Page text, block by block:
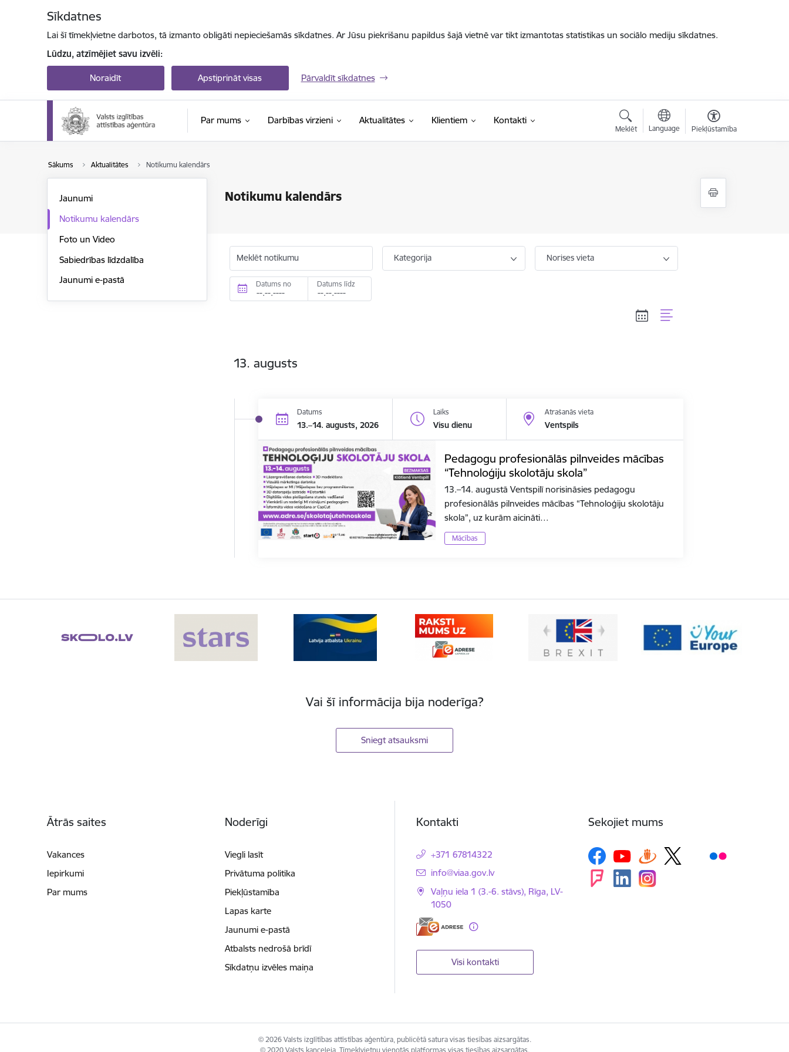
Sīkdatnes
Lai šī tīmekļvietne darbotos, tā izmanto obligāti nepieciešamās sīkdatnes. Ar Jūsu piekrišanu papildus šajā vietnē var tikt izmantotas statistikas un sociālo mediju sīkdatnes.
Lūdzu, atzīmējiet savu izvēli:
Noraidīt Apstiprināt visas Pārvaldīt sīkdatnes
Par mums Darbības virzieni Aktualitātes Klientiem Kontakti
Meklēt Language Piekļūstamība
Sākums Aktualitātes Notikumu kalendārs
Notikumu kalendārs
Jaunumi
Notikumu kalendārs
Foto un Video
Sabiedrības līdzdalība
Jaunumi e-pastā
Meklēt notikumu Kategorija Norises vieta
Datums no Datums līdz
13. augusts
Datums
13.–14. augusts, 2026
Laiks
Visu dienu
Atrašanās vieta
Ventspils
Pedagogu profesionālās pilnveides mācības
“Tehnoloģiju skolotāju skola”
13.–14. augustā Ventspilī norisināsies pedagogu
profesionālās pilnveides mācības “Tehnoloģiju skolotāju
skola”, uz kurām aicināti…
Mācības
Vai šī informācija bija noderīga?
Sniegt atsauksmi
Ātrās saites
Vakances
Iepirkumi
Par mums
Noderīgi
Viegli lasīt
Privātuma politika
Piekļūstamība
Lapas karte
Jaunumi e-pastā
Atbalsts nedrošā brīdī
Sīkdatņu izvēles maiņa
Kontakti
+371 67814322
E-pasts:
info@viaa.gov.lv
Vaļņu iela 1 (3.-6. stāvs), Rīga, LV-
1050
Visi kontakti
Sekojiet mums
© 2026 Valsts izglītības attīstības aģentūra, publicētā satura visas tiesības aizsargātas.
© 2020 Valsts kanceleja, Tīmekļvietņu vienotās platformas visas tiesības aizsargātas.